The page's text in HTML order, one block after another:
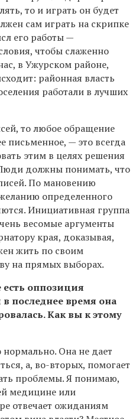
то и играть он будет
сам играть на скрипке
его работы —
чтобы слаженно
в Ужурском районе,
районная власть
работали в лучших
то любое обращение
письменное, — это всегда
этим в целях решения
должны понимать, что
По мановению
определенного
Инициативная группа
весомые аргументы
края, доказывая,
жить по своим
на прямых выборах.
есть оппозиция
последнее время она
Как вы к этому
Она не дает
а, во-вторых, помогает
проблемы. Я понимаю,
медицине или
отвечает ожиданиям